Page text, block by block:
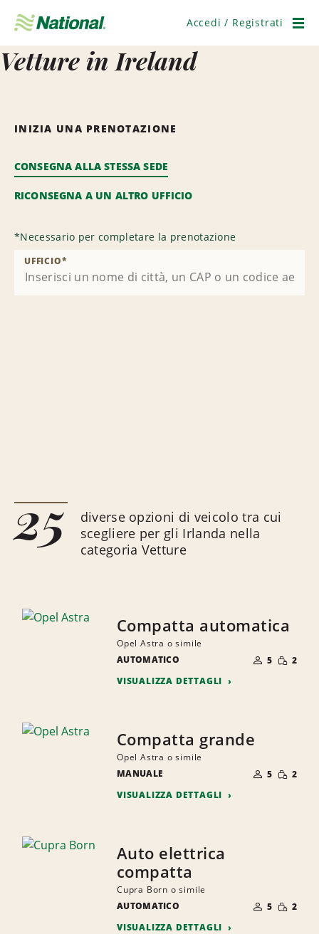
navigazione
Accedi / Registrati
Vetture in Ireland
INIZIA UNA PRENOTAZIONE
CONSEGNA ALLA STESSA SEDE
RICONSEGNA A UN ALTRO UFFICIO
*Necessario per completare la prenotazione
UFFICIO*
25
diverse opzioni di veicolo tra cui
scegliere per gli Irlanda nella
categoria Vetture
Compatta automatica
Opel Astra o simile
AUTOMATICO
DI
PERSONE
5 RIDOTTA
2
VISUALIZZA DETTAGLI
Compatta grande
Opel Astra o simile
MANUALE
DI
PERSONE
5 RIDOTTA
2
VISUALIZZA DETTAGLI
Auto elettrica
compatta
Cupra Born o simile
AUTOMATICO
DI
PERSONE
5 RIDOTTA
2
VISUALIZZA DETTAGLI